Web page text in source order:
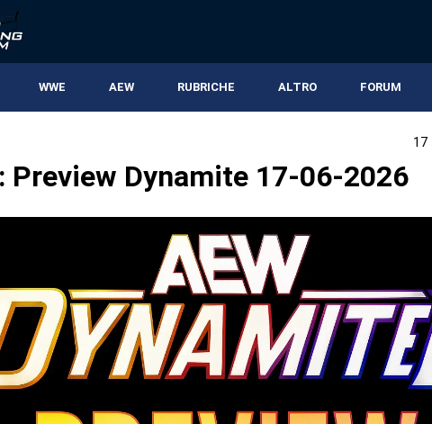
WWE AEW RUBRICHE ALTRO FORUM
17
Preview Dynamite 17-06-2026